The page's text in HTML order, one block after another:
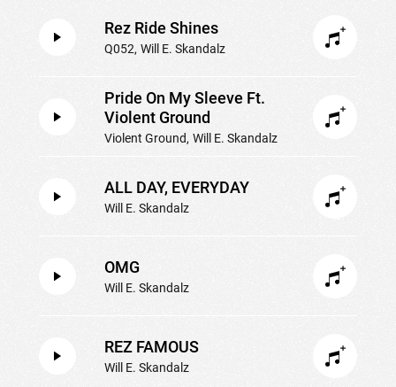
Rez Ride Shines
Q052 Will E. Skandalz
Pride On My Sleeve Ft.
Violent Ground
Violent Ground Will E. Skandalz
ALL DAY, EVERYDAY
Will E. Skandalz
OMG
Will E. Skandalz
REZ FAMOUS
Will E. Skandalz